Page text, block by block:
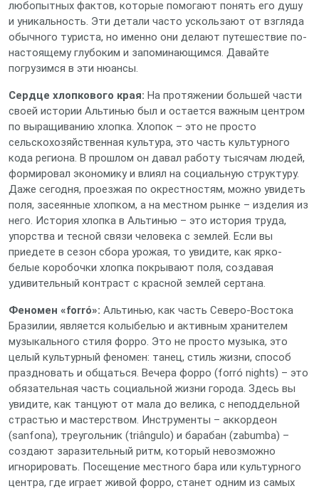
любопытных фактов, которые помогают понять его душу
и уникальность. Эти детали часто ускользают от взгляда
обычного туриста, но именно они делают путешествие по-
настоящему глубоким и запоминающимся. Давайте
погрузимся в эти нюансы.
Сердце хлопкового края: На протяжении большей части
своей истории Альтинью был и остается важным центром
по выращиванию хлопка. Хлопок – это не просто
сельскохозяйственная культура, это часть культурного
кода региона. В прошлом он давал работу тысячам людей,
формировал экономику и влиял на социальную структуру.
Даже сегодня, проезжая по окрестностям, можно увидеть
поля, засеянные хлопком, а на местном рынке – изделия из
него. История хлопка в Альтинью – это история труда,
упорства и тесной связи человека с землей. Если вы
приедете в сезон сбора урожая, то увидите, как ярко-
белые коробочки хлопка покрывают поля, создавая
удивительный контраст с красной землей сертана.
Феномен «forró»: Альтинью, как часть Северо-Востока
Бразилии, является колыбелью и активным хранителем
музыкального стиля форро. Это не просто музыка, это
целый культурный феномен: танец, стиль жизни, способ
праздновать и общаться. Вечера форро (forró nights) – это
обязательная часть социальной жизни города. Здесь вы
увидите, как танцуют от мала до велика, с неподдельной
страстью и мастерством. Инструменты – аккордеон
(sanfona), треугольник (triângulo) и барабан (zabumba) –
создают заразительный ритм, который невозможно
игнорировать. Посещение местного бара или культурного
центра, где играет живой форро, станет одним из самых